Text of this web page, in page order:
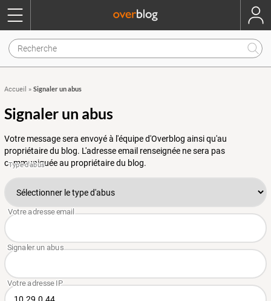
Accueil » Signaler un abus
Signaler un abus
Votre message sera envoyé à l'équipe d'Overblog ainsi qu'au
propriétaire du blog. L'adresse email renseignée ne sera pas
communiquée au propriétaire du blog.